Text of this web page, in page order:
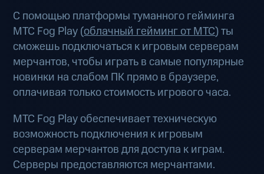
С помощью платформы туманного гейминга
МТС Fog Play (облачный гейминг от МТС) ты
сможешь подключаться к игровым серверам
мерчантов, чтобы играть в самые популярные
новинки на слабом ПК прямо в браузере,
оплачивая только стоимость игрового часа.
МТС Fog Play обеспечивает техническую
возможность подключения к игровым
серверам мерчантов для доступа к играм.
Серверы предоставляются мерчантами.